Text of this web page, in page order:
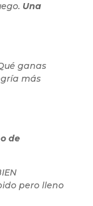
Una
ganas
más
de
pero lleno